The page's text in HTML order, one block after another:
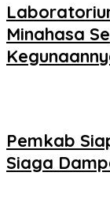
Minahasa
Pemkab
Siaga